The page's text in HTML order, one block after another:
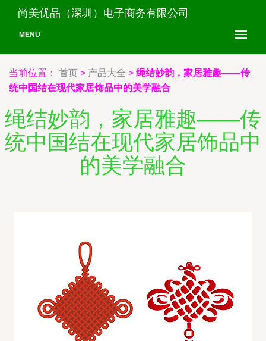
尚美优品（深圳）电子商务有限公司
MENU
当前位置： 首页 > 产品大全 > 绳结妙韵，家居雅趣——传
统中国结在现代家居饰品中的美学融合
绳结妙韵，家居雅趣——传
统中国结在现代家居饰品中
的美学融合